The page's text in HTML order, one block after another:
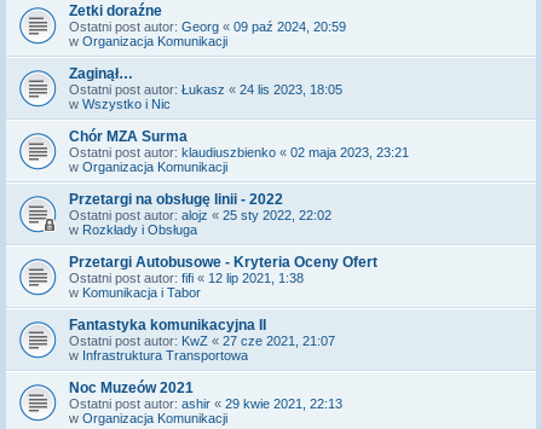
Zetki doraźne
Ostatni post autor: Georg « 09 paź 2024, 20:59
w Organizacja Komunikacji
Zaginął…
Ostatni post autor: Łukasz « 24 lis 2023, 18:05
w Wszystko i Nic
Chór MZA Surma
Ostatni post autor: klaudiuszbienko « 02 maja 2023, 23:21
w Organizacja Komunikacji
Przetargi na obsługę linii - 2022
Ostatni post autor: alojz « 25 sty 2022, 22:02
w Rozkłady i Obsługa
Przetargi Autobusowe - Kryteria Oceny Ofert
Ostatni post autor: fifi « 12 lip 2021, 1:38
w Komunikacja i Tabor
Fantastyka komunikacyjna II
Ostatni post autor: KwZ « 27 cze 2021, 21:07
w Infrastruktura Transportowa
Noc Muzeów 2021
Ostatni post autor: ashir « 29 kwie 2021, 22:13
w Organizacja Komunikacji